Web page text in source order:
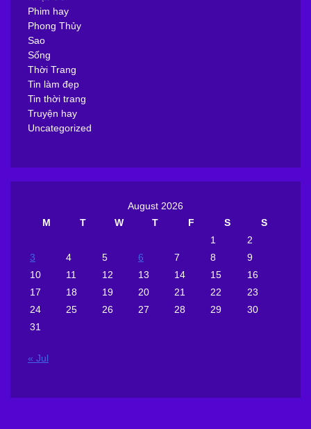
Phim hay
Phong Thủy
Sao
Sống
Thời Trang
Tin làm đẹp
Tin thời trang
Truyện hay
Uncategorized
August 2026
M
T W T F S
S
1
2
3
4 5 6 7 8
9
10
11 12 13 14 15
16
17
18 19 20 21 22
23
24
25 26 27 28 29
30
31
« Jul